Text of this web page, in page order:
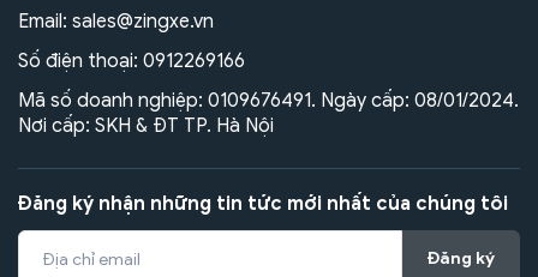
Email: sales@zingxe.vn
Số điện thoại: 0912269166
Mã số doanh nghiệp: 0109676491. Ngày cấp: 08/01/2024.
Nơi cấp: SKH & ĐT TP. Hà Nội
Đăng ký nhận những tin tức mới nhất của chúng tôi
Đăng ký